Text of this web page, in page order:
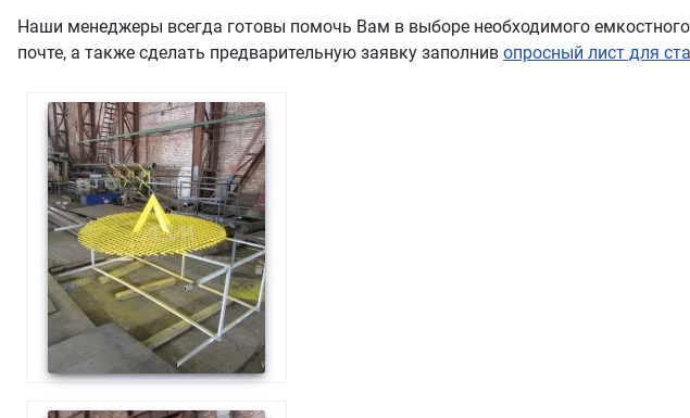
Наши менеджеры всегда готовы помочь Вам в выборе необходимого
почте, а также сделать предварительную заявку заполнив опросный лист для